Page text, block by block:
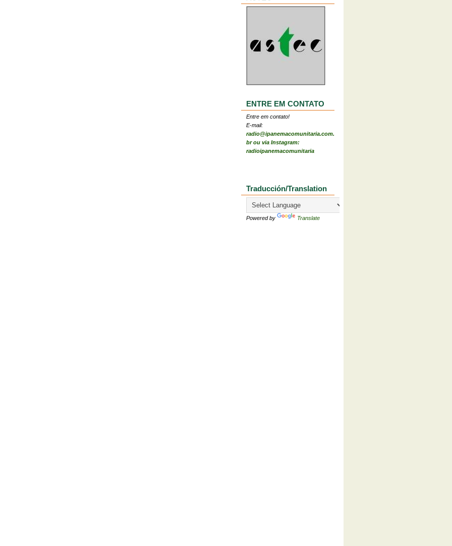
ENTRE EM CONTATO
Entre em contato!
E-mail:
radio@ipanemacomunitaria.com.
br ou via Instagram:
radioipanemacomunitaria
Traducción/Translation
Powered by Translate